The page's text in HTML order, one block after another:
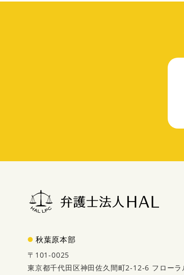
秋葉原本部
〒101-0025
東京都千代田区神田佐久間町2-12-6 フローラ